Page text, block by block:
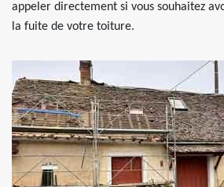
appeler directement si vous souhaitez
la fuite de votre toiture.